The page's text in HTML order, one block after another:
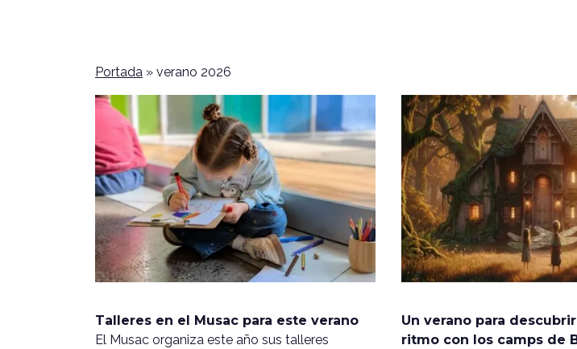
Portada » verano 2026
Talleres en el Musac para este verano
El Musac organiza este año sus talleres
Un verano para
ritmo con los camps de